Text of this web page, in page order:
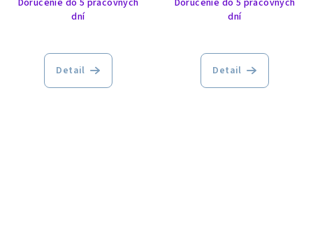
Doručenie do 5 pracovných
dní
Detail
Doručenie do 5 pracovných
dní
Detail